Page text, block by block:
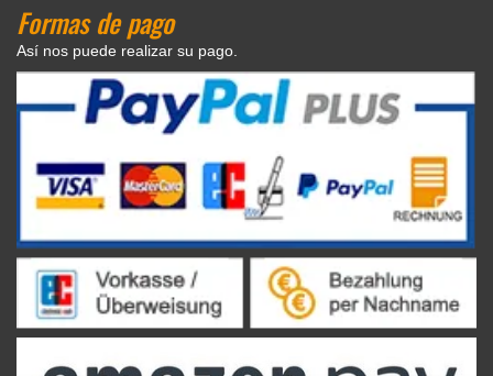
Formas de pago
Así nos puede realizar su pago.